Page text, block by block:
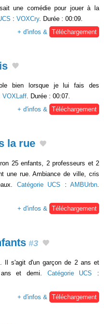
une comédie pour jouer à la
: VOXCry. Durée : 00:09.
+ d'infos &
Téléchargement
bien lorsque je lui fais des
VOXLaff. Durée : 00:07.
+ d'infos & Téléchargement
la rue
25 enfants, 2 professeurs et 2
une rue. Ambiance de ville, cris
Catégorie UCS :AMBUrbn
+ d'infos &
Téléchargement
#3
Il s'agit d'un garçon de 2 ans et
et demi. Catégorie UCS :
+ d'infos &
Téléchargement